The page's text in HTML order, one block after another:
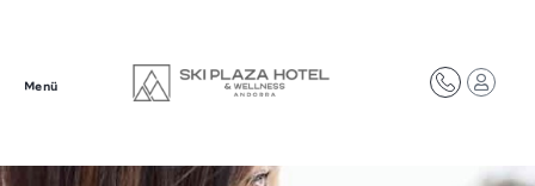
Menü